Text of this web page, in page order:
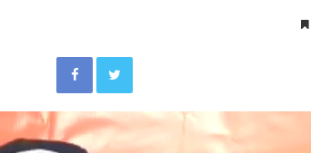
FacebookTwitter